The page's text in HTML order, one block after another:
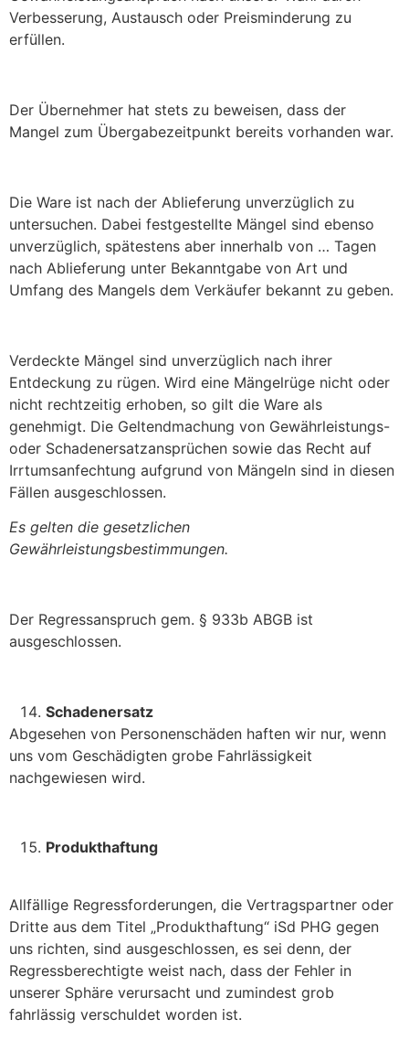
Verbesserung, Austausch oder Preisminderung zu
erfüllen.
Der Übernehmer hat stets zu beweisen, dass der
Mangel zum Übergabezeitpunkt bereits vorhanden war.
Die Ware ist nach der Ablieferung unverzüglich zu
untersuchen. Dabei festgestellte Mängel sind ebenso
unverzüglich, spätestens aber innerhalb von … Tagen
nach Ablieferung unter Bekanntgabe von Art und
Umfang des Mangels dem Verkäufer bekannt zu geben.
Verdeckte Mängel sind unverzüglich nach ihrer
Entdeckung zu rügen. Wird eine Mängelrüge nicht oder
nicht rechtzeitig erhoben, so gilt die Ware als
genehmigt. Die Geltendmachung von Gewährleistungs-
oder Schadenersatzansprüchen sowie das Recht auf
Irrtumsanfechtung aufgrund von Mängeln sind in diesen
Fällen ausgeschlossen.
Es gelten die gesetzlichen
Gewährleistungsbestimmungen.
Der Regressanspruch gem. § 933b ABGB ist
ausgeschlossen.
Schadenersatz
Abgesehen von Personenschäden haften wir nur, wenn
uns vom Geschädigten grobe Fahrlässigkeit
nachgewiesen wird.
Produkthaftung
Allfällige Regressforderungen, die Vertragspartner oder
Dritte aus dem Titel „Produkthaftung“ iSd PHG gegen
uns richten, sind ausgeschlossen, es sei denn, der
Regressberechtigte weist nach, dass der Fehler in
unserer Sphäre verursacht und zumindest grob
fahrlässig verschuldet worden ist.